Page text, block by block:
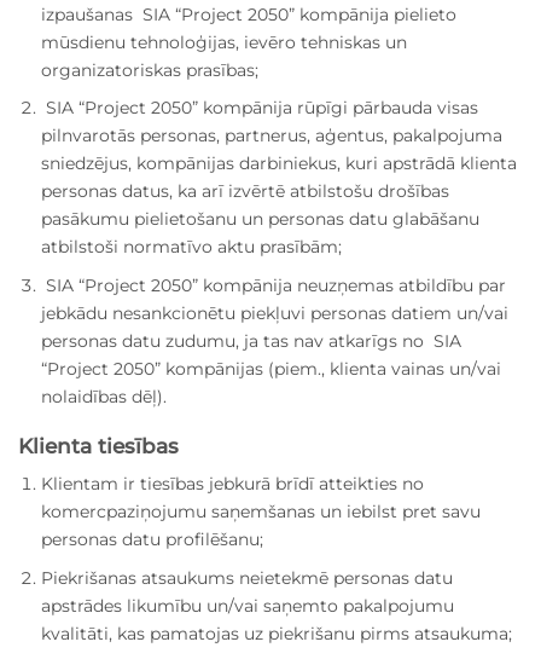
izpaušanas SIA “Project 2050” kompānija pielieto
mūsdienu tehnoloģijas, ievēro tehniskas un
organizatoriskas prasības;
SIA “Project 2050” kompānija rūpīgi pārbauda visas
pilnvarotās personas, partnerus, aģentus, pakalpojuma
sniedzējus, kompānijas darbiniekus, kuri apstrādā klienta
personas datus, ka arī izvērtē atbilstošu drošības
pasākumu pielietošanu un personas datu glabāšanu
atbilstoši normatīvo aktu prasībām;
SIA “Project 2050” kompānija neuzņemas atbildību par
jebkādu nesankcionētu piekļuvi personas datiem un/vai
personas datu zudumu, ja tas nav atkarīgs no SIA
“Project 2050” kompānijas (piem., klienta vainas un/vai
nolaidības dēļ).
Klienta tiesības
Klientam ir tiesības jebkurā brīdī atteikties no
komercpaziņojumu saņemšanas un iebilst pret savu
personas datu profilēšanu;
Piekrišanas atsaukums neietekmē personas datu
apstrādes likumību un/vai saņemto pakalpojumu
kvalitāti, kas pamatojas uz piekrišanu pirms atsaukuma;